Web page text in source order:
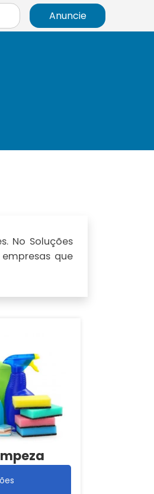
Anuncie
No Soluções
que